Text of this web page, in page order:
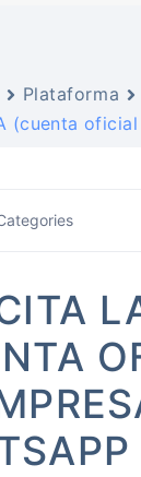
Plataforma
(cuenta